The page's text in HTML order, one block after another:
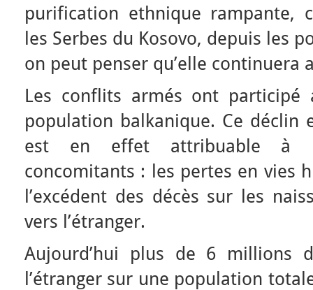
purification ethnique rampante,
les Serbes du Kosovo, depuis les
on peut penser qu’elle continuera
Les conflits armés ont
population balkanique. Ce
est en effet attribuable à
concomitants : les pertes en vies
l’excédent des décès sur les
vers l’étranger.
Aujourd’hui plus de 6 millions
l’étranger sur une population